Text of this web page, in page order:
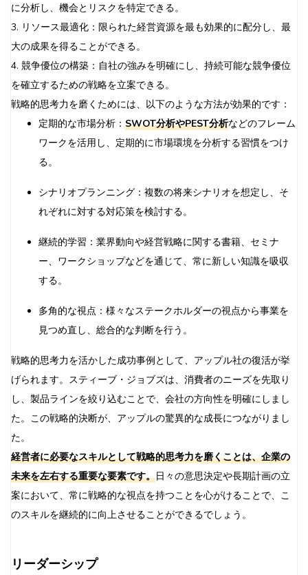
に分析し、機会とリスクを特定できる。
3. リソース最適化：限られた経営資源を最も効果的に配分し、最
大の成果を得ることができる。
4. 競争優位の構築：自社の強みを明確にし、持続可能な競争優位
を確立するための戦略を立案できる。
戦略的思考力を磨くためには、以下のような方法が効果的です：
定期的な市場分析： SWOT分析やPEST分析などのフレーム
ワークを活用し、定期的に市場環境を分析する習慣をつけ
る。
シナリオプランニング：複数の将来シナリオを想定し、そ
れぞれに対する対応策を検討する。
継続的学習：業界動向や経営戦略に関する書籍、セミナ
ー、ワークショップなどを通じて、常に新しい知識を吸収
する。
多角的な視点：様々なステークホルダーの視点から事業を
見つめ直し、総合的な判断を行う。
戦略的思考力を活かした成功事例として、アップル社の復活が挙
げられます。スティーブ・ジョブズは、消費者のニーズを先取り
し、製品ラインを絞り込むことで、会社の方向性を明確にしまし
た。この戦略的決断が、アップルの驚異的な成長につながりまし
た。
経営者に必要なスキルとして戦略的思考力を磨くことは、企業の
未来を左右する重要な要素です。日々の意思決定や長期計画の立
案において、常に戦略的な視点を持つことを心がけることで、こ
のスキルを継続的に向上させることができるでしょう。
リーダーシップ